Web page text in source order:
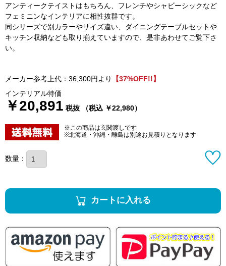
アンティークテイストはもちろん、フレンチやシャビーシックなど
フェミニンなインテリアに相性抜群です。
同シリーズで別カラーやサイズ違い、ダイニングテーブルセットや
キッチン収納なども取り揃えていますので、是非あわせてご覧下さ
い。
メーカー参考上代：36,300円より
【37%OFF!!】
インテリアル特価
￥20,891 税抜 （税込 ￥22,980）
※この商品は玄関渡しです
※北海道・沖縄・離島は別途お見積りとなります
数量：
カートに入れる